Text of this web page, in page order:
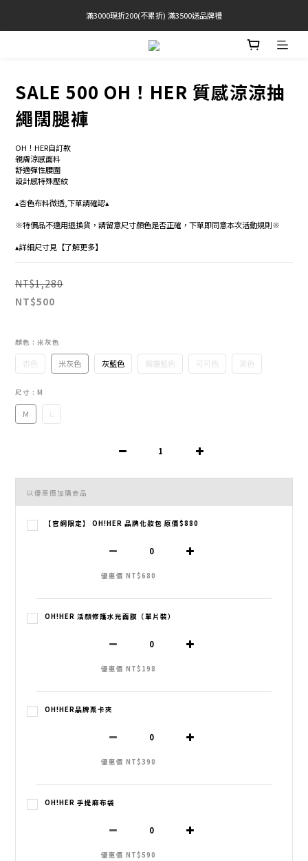
官網限定! 滿千免運(僅限台灣本島)
滿3000現折200(不累折) 滿3500送品牌禮
BRATOP專區買三送一 | 指定專區買一送一
SALE 500 OH！HER 質感涼涼抽
繩闊腿褲
OH！HER自訂款
親膚涼感面料
舒適彈性腰圍
設計感特殊壓紋
▴杏色布料微透,下單請確認▴
※特價品不適用退換貨，請留意尺寸顏色是否正確，下單即同意本次活動規則※
▴詳細尺寸見【了解更多】
NT$1,280
NT$500
顏色 : 米灰色
杏色 米灰色 灰藍色 霧霾藍色 可可色 黑色
尺寸 : M
M L
以優惠價加購商品
【官網限定】 OH!HER 品牌化妝包 原價$880
優惠價 NT$680
OH!HER 活顏修護水光面膜（單片裝）
優惠價 NT$198
OH!HER品牌票卡夾
優惠價 NT$390
OH!HER 手提麻布袋
優惠價 NT$590